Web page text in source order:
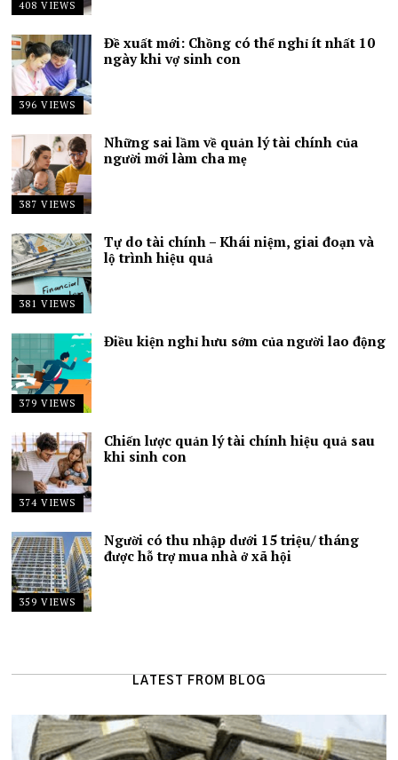
408 VIEWS
396 VIEWS
Đề xuất mới: Chồng có thể nghỉ ít nhất 10
ngày khi vợ sinh con
387 VIEWS
Những sai lầm về quản lý tài chính của
người mới làm cha mẹ
381 VIEWS
Tự do tài chính – Khái niệm, giai đoạn và
lộ trình hiệu quả
379 VIEWS
Điều kiện nghỉ hưu sớm của người lao động
374 VIEWS
Chiến lược quản lý tài chính hiệu quả sau
khi sinh con
359 VIEWS
Người có thu nhập dưới 15 triệu/ tháng
được hỗ trợ mua nhà ở xã hội
LATEST FROM BLOG